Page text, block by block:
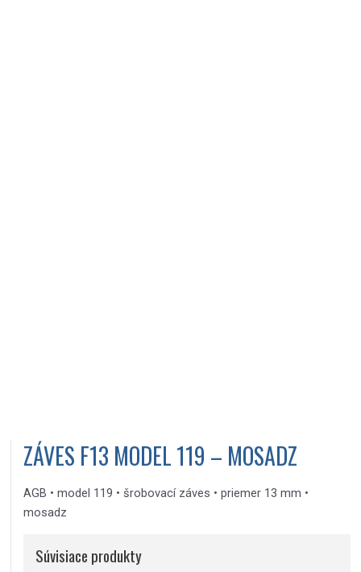
ZÁVES F13 MODEL 119 – MOSADZ
AGB • model 119 • šrobovací záves • priemer 13 mm •
mosadz
Súvisiace produkty